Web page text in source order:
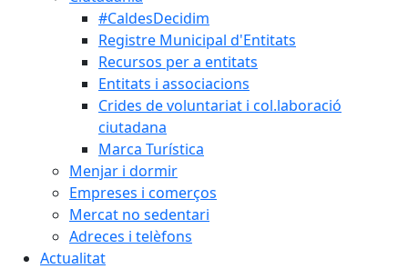
#CaldesDecidim
Registre Municipal d'Entitats
Recursos per a entitats
Entitats i associacions
Crides de voluntariat i col.laboració
ciutadana
Marca Turística
Menjar i dormir
Empreses i comerços
Mercat no sedentari
Adreces i telèfons
Actualitat